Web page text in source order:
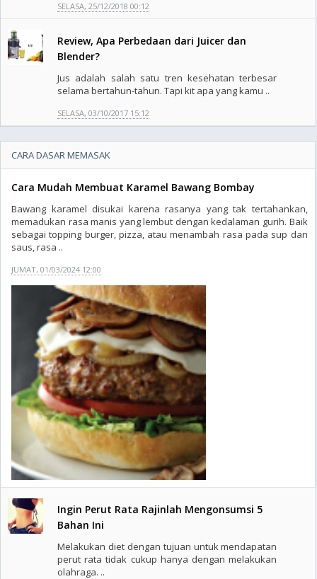
SELASA, 25/12/2018 00:12
Review, Apa Perbedaan dari Juicer dan
Blender?
Jus adalah salah satu tren kesehatan terbesar
selama bertahun-tahun. Tapi kit apa yang kamu ..
SELASA, 03/10/2017 15:12
CARA DASAR MEMASAK
Cara Mudah Membuat Karamel Bawang Bombay
Bawang karamel disukai karena rasanya yang tak tertahankan,
memadukan rasa manis yang lembut dengan kedalaman gurih. Baik
sebagai topping burger, pizza, atau menambah rasa pada sup dan
saus, rasa ..
JUMAT, 01/03/2024 12:00
Ingin Perut Rata Rajinlah Mengonsumsi 5
Bahan Ini
Melakukan diet dengan tujuan untuk mendapatan
perut rata tidak cukup hanya dengan melakukan
olahraga. ..